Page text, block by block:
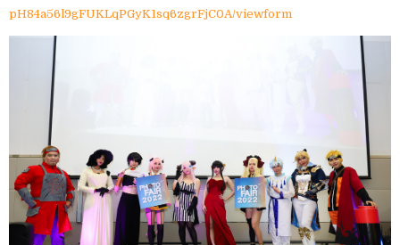
pH84a56l9gFUKLqPGyK1sq6zgrFjC0A/viewform